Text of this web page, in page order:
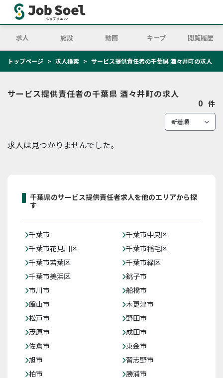
求人 施設 動画 キープ 閲覧履歴
トップページ 求人検索 サービス提供責任者の千葉県 酒々井町の求人
サービス提供責任者の千葉県 酒々井町の求人
0 件
求人は見つかりませんでした。
千葉県のサービス提供責任者求人を他のエリアから探
す
千葉市
千葉市中央区
千葉市花見川区
千葉市稲毛区
千葉市若葉区
千葉市緑区
千葉市美浜区
銚子市
市川市
船橋市
館山市
木更津市
松戸市
野田市
茂原市
成田市
佐倉市
東金市
旭市
習志野市
柏市
勝浦市